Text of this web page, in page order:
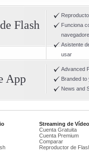
Flash
Funciona
Asistente
usar
App
Advanced
Branded to
News and
Streaming de Vídeo
Cuenta Gratuita
Cuenta Premium
Comparar
Reproductor de